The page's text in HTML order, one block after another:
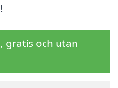
gratis och utan